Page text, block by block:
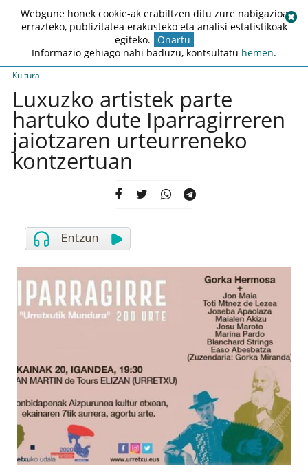
Kultura
Luxuzko artistek parte
hartuko dute Iparragirreren
jaiotzaren urteurreneko
kontzertuan
Webgune honek cookie-ak erabiltzen ditu zure nabigazioa
errazteko, publizitatea erakusteko eta analisi estatistikoak
egiteko. Onartu
Informazio gehiago nahi baduzu, kontsultatu hemen.